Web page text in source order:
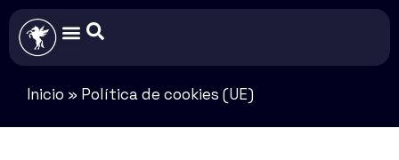
Inicio » Política de cookies (UE)